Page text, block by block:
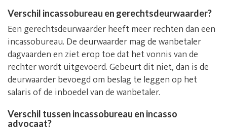
Verschil incassobureau en gerechtsdeurwaarder?
Een gerechtsdeurwaarder heeft meer rechten dan een
incassobureau. De deurwaarder mag de wanbetaler
dagvaarden en ziet erop toe dat het vonnis van de
rechter wordt uitgevoerd. Gebeurt dit niet, dan is de
deurwaarder bevoegd om beslag te leggen op het
salaris of de inboedel van de wanbetaler.
Verschil tussen incassobureau en incasso
advocaat?